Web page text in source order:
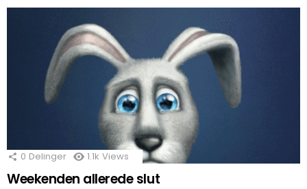
0 Delinger 1.1k Views
Weekenden allerede slut